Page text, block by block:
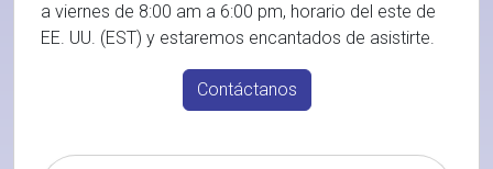
a viernes de 8:00 am a 6:00 pm, horario del este de
EE. UU. (EST) y estaremos encantados de asistirte.
Contáctanos